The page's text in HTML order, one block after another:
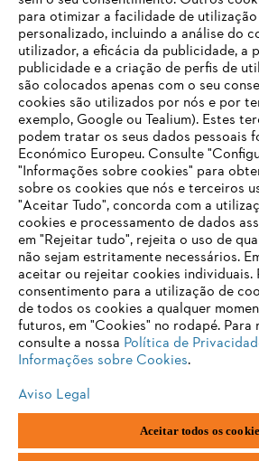
STIHL Timbersports® Series
Saiba mais sobre a classe superior de corte
nossa área de imprensa no website
Informações para fornecedores
Produtos
Contacto
Carreira
Sistema de denúncia
para otimizar a facilidade de
personalizado, incluindo a análise do
utilizador, a eficácia da publicidade, a
publicidade e a criação de perfis de
são colocados apenas com o seu
cookies são utilizados por nós e por
exemplo, Google ou Tealium). Estes
podem tratar os seus dados pessoais
Económico Europeu. Consulte
"Informações sobre cookies" para
sobre os cookies que nós e terceiros
"Aceitar Tudo", concorda com a
cookies e processamento de dados
em "Rejeitar tudo", rejeita o uso de
não sejam estritamente necessários.
aceitar ou rejeitar cookies individuais.
consentimento para a utilização de
de todos os cookies a qualquer
futuros, em "Cookies" no rodapé. Para
consulte a nossa Política de
Informações sobre Cookies.
Aviso Legal
Aceitar todos os